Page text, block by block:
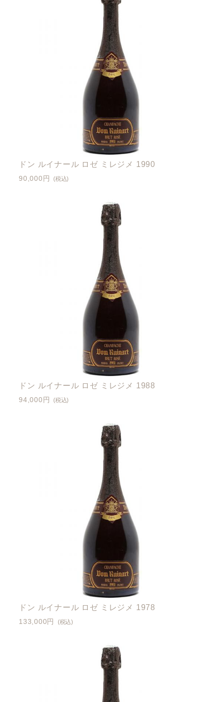
ドン ルイナール ロゼ ミレジメ 1990
90,000円 (税込)
ドン ルイナール ロゼ ミレジメ 1988
94,000円 (税込)
ドン ルイナール ロゼ ミレジメ 1978
133,000円 (税込)